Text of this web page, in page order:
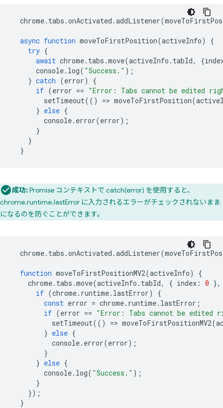
chrome. tabs .onActivated .addListener(
async function moveToFirstPosition(activeInfo)
{
try {
await chrome. tabs .move(activeInfo . tabId, {
console. log( "Success." );
} catch (error)
{
if (error == "Error: Tabs cannot be edited
setTimeout(() => moveToFirstPosition(
} else {
console. error(error);
}
}
}
成功:Promise コンテキストで catch(error) を使用すると、
chrome.runtime.lastError に入力されるエラーがチェックされないまま
になるのを防ぐことができます。
chrome. tabs .onActivated .addListener(
function moveToFirstPositionMV2(activeInfo)
{
chrome. tabs .move(activeInfo . tabId, { index : 0 },
if (chrome. runtime. lastError)
{
const error = chrome. runtime. lastError ;
if (error == "Error: Tabs cannot be edited
setTimeout(() => moveToFirstPositionMV2(
} else {
console. error(error);
}
} else {
console. log( "Success." );
}
});
}